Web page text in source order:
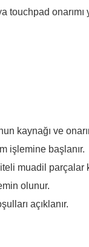
touchpad onarımı
kaynağı ve
işlemine başlanır.
muadil parçalar
olunur.
açıklanır.